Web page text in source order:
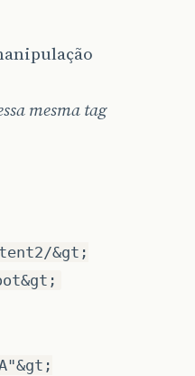
mesma tag
&gt;